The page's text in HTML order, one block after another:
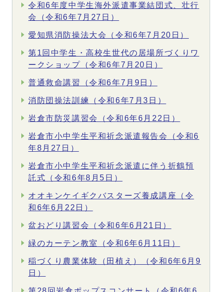
令和6年度中学生海外派遣事業結団式、壮行
会（令和6年7月27日）
愛知県消防操法大会（令和6年7月20日）
第1回中学生・高校生世代の居場所づくりワ
ークショップ（令和6年7月20日）
普通救命講習（令和6年7月9日）
消防団操法訓練（令和6年7月3日）
岩倉市防災講習会（令和6年6月22日）
岩倉市小中学生平和祈念派遣報告会（令和6
年8月27日）
岩倉市小中学生平和祈念派遣に伴う折鶴預
託式（令和6年8月5日）
オオキンケイギクバスターズ養成講座（令
和6年6月22日）
盆おどり講習会（令和6年6月21日）
緑のカーテン教室（令和6年6月11日）
稲づくり農業体験（田植え）（令和6年6月9
日）